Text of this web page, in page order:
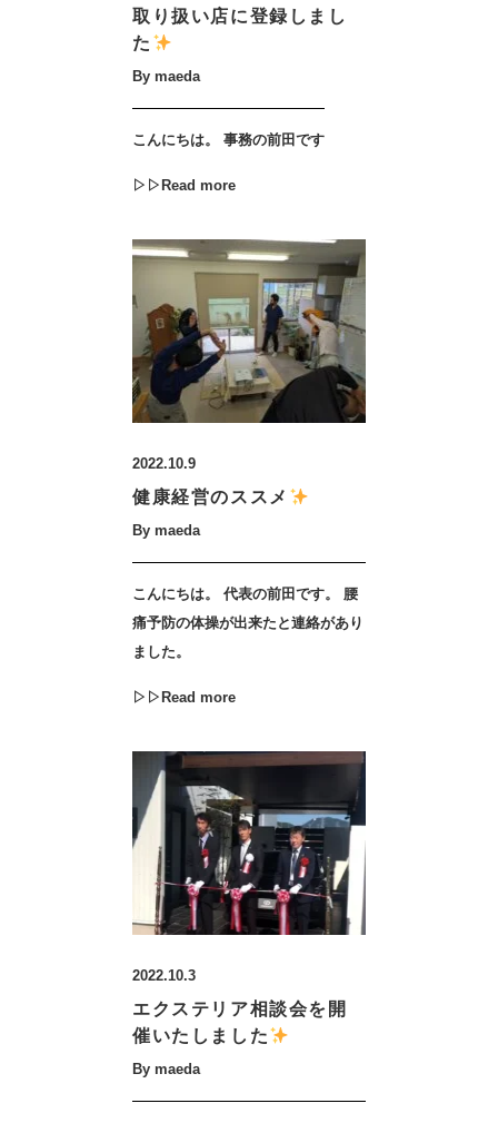
取り扱い店に登録しまし
た
By maeda
こんにちは。 事務の前田です
▷▷Read more
2022.10.9
健康経営のススメ
By maeda
こんにちは。 代表の前田です。 腰
痛予防の体操が出来たと連絡があり
ました。
▷▷Read more
2022.10.3
エクステリア相談会を開
催いたしました
By maeda